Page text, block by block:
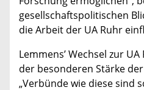
gesellschaftspolitischen
die Arbeit der UA Ruhr
Lemmens’ Wechsel zur
der besonderen Stärke
„Verbünde wie diese sind